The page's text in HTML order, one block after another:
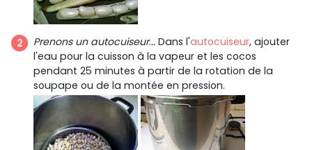
Prenons un autocuiseur... Dans l'autocuiseur, ajouter
l'eau pour la cuisson à la vapeur et les cocos
pendant 25 minutes à partir de la rotation de la
soupape ou de la montée en pression.